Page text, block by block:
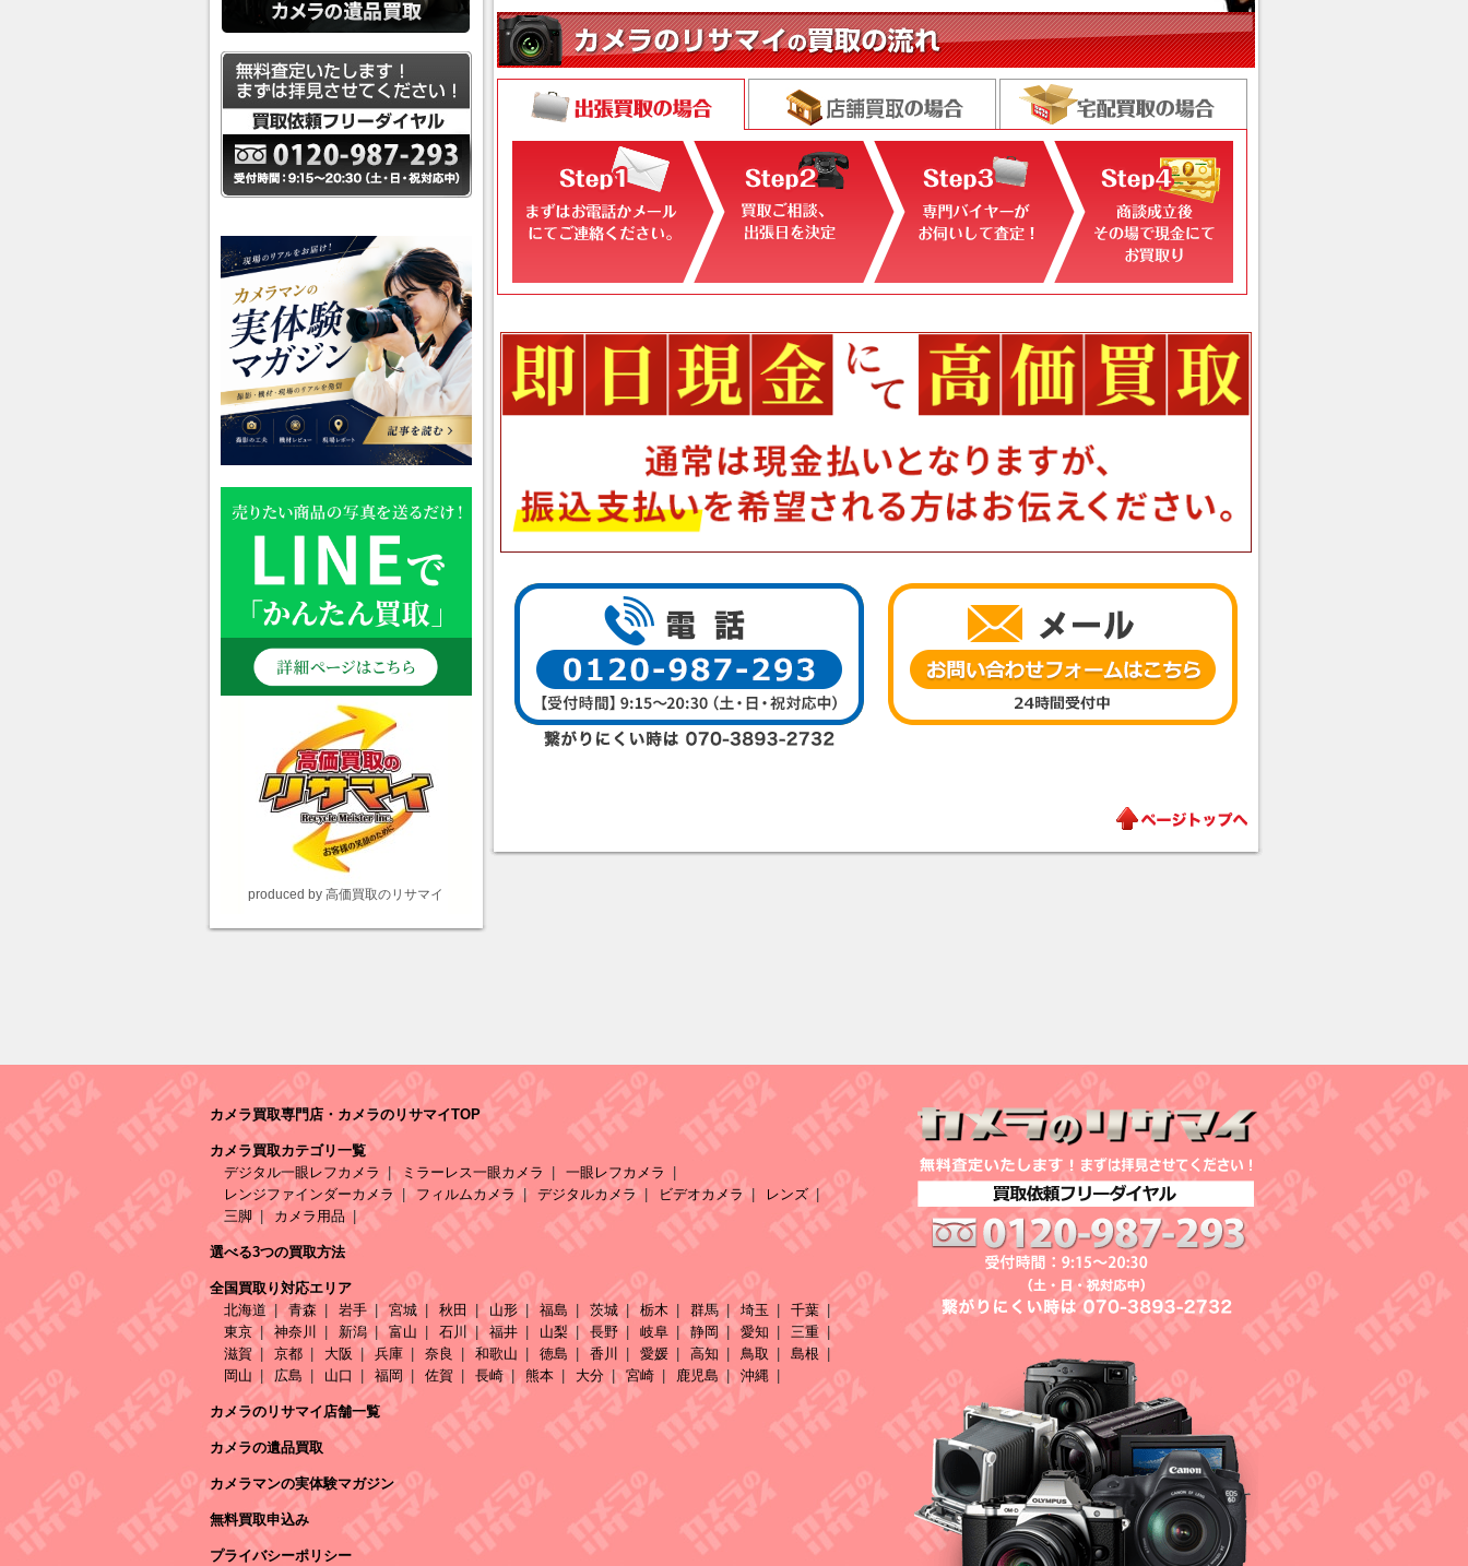
produced by 高価買取のリサマイ
カメラ買取専門店・カメラのリサマイTOP
カメラ買取カテゴリ一覧
デジタル一眼レフカメラ
ミラーレス一眼カメラ
一眼レフカメラ
レンジファインダーカメラ
フィルムカメラ デジタルカメラ ビデオカメラ
レンズ
三脚
カメラ用品
選べる3つの買取方法
全国買取り対応エリア
北海道
青森 岩手 宮城 秋田 山形 福島 茨城 栃木 群馬 埼玉
千葉
東京
神奈川 新潟 富山 石川 福井 山梨 長野 岐阜 静岡 愛知
三重
滋賀
京都 大阪 兵庫 奈良 和歌山 徳島 香川 愛媛 高知 鳥取
島根
岡山
広島 山口 福岡 佐賀 長崎 熊本 大分 宮崎 鹿児島 沖縄
カメラのリサマイ店舗一覧
カメラの遺品買取
カメラマンの実体験マガジン
無料買取申込み
プライバシーポリシー